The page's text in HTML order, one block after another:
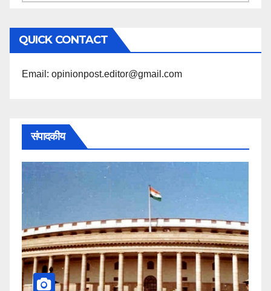
अनुसार
पढ़ें
QUICK CONTACT
Email: opinionpost.editor@gmail.com
संपादकीय